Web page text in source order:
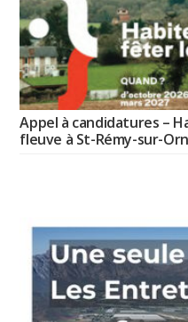
Appel à candidatures –
fleuve à St-Rémy-sur-